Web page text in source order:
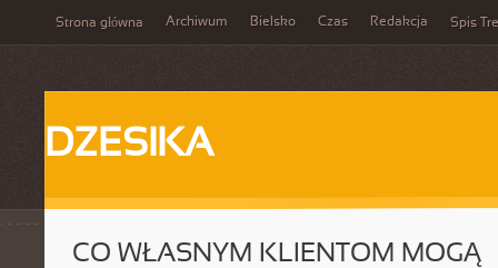
Strona główna Archiwum Bielsko Czas Redakcja Spis
DZESIKA
CO WŁASNYM KLIENTOM MOGĄ